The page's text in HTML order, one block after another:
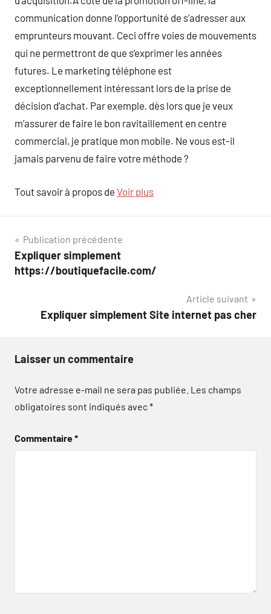
communication donne l’opportunité de s’adresser aux
emprunteurs mouvant. Ceci offre voies de mouvements
qui ne permettront de que s’exprimer les années
futures. Le marketing téléphone est
exceptionnellement intéressant lors de la prise de
décision d’achat. Par exemple, dès lors que je veux
m’assurer de faire le bon ravitaillement en centre
commercial, je pratique mon mobile. Ne vous est-il
jamais parvenu de faire votre méthode ?
Tout savoir à propos de Voir plus
Navigation
de
Publication précédente
Expliquer simplement
https://boutiquefacile.com/
Article suivant
Expliquer simplement Site internet pas cher
Laisser un commentaire
Votre adresse e-mail ne sera pas publiée. Les champs
obligatoires sont indiqués avec*
Commentaire*